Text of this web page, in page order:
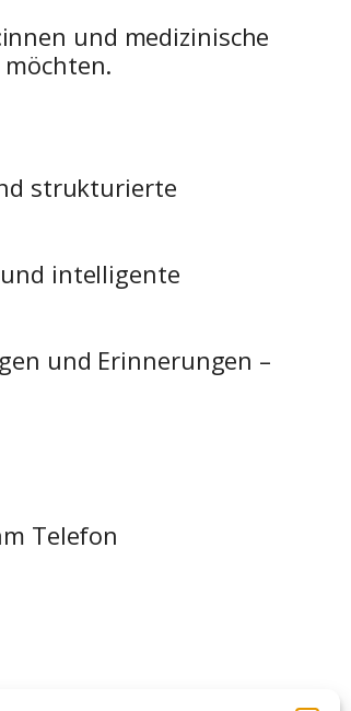
und medizinische
strukturierte
intelligente
und Erinnerungen –
Telefon